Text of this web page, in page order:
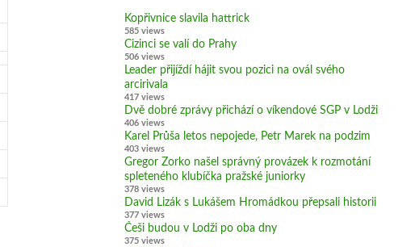
Kopřivnice slavila hattrick
585 views
Cizinci se valí do Prahy
506 views
Leader přijíždí hájit svou pozici na ovál svého
arcirivala
417 views
Dvě dobré zprávy přichází o víkendové SGP v Lodži
406 views
Karel Průša letos nepojede, Petr Marek na podzim
403 views
Gregor Zorko našel správný provázek k rozmotání
spleteného klubíčka pražské juniorky
378 views
David Lizák s Lukášem Hromádkou přepsali historii
377 views
Češi budou v Lodži po oba dny
375 views